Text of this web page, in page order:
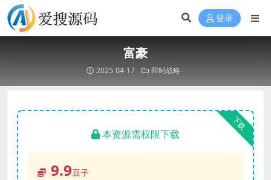
登录
富豪
2025-04-17 即时战略
下载
本资源需权限下载
9.9豆子